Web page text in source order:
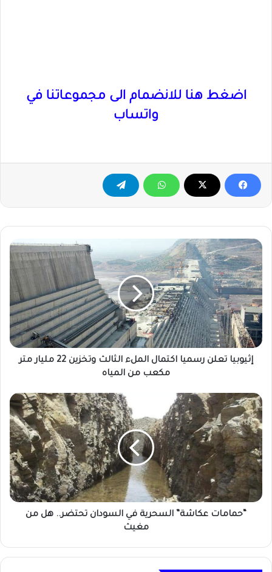
اضغط هنا للانضمام الى مجموعاتنا في
واتساب
إثيوبيا
تعلن
رسميا
اكتمال
الملء
الثالث
وتخزين
22
مليار
المياه
إثيوبيا تعلن رسميا اكتمال الملء الثالث وتخزين 22 مليار متر
مكعب من المياه
“حمامات
عكاشة”
السحرية
في
السودان
تحتضر..
هل
من
مغيث
“حمامات عكاشة” السحرية في السودان تحتضر.. هل من
مغيث